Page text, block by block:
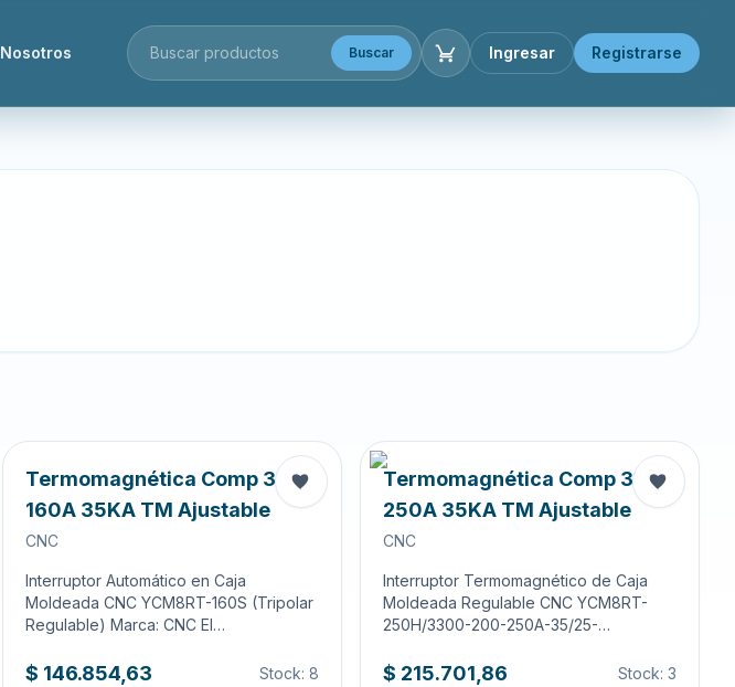
Nosotros Buscar Ingresar Registrarse
Termomagnética Comp 3X
160A 35KA TM Ajustable
CNC
Interruptor Automático en Caja
Moldeada CNC YCM8RT-160S (Tripolar
Regulable) Marca: CNC El…
$ 146.854,63 Stock: 8
Termomagnética Comp 3X
250A 35KA TM Ajustable
CNC
Interruptor Termomagnético de Caja
Moldeada Regulable CNC YCM8RT-
250H/3300-200-250A-35/25-…
$ 215.701,86 Stock: 3